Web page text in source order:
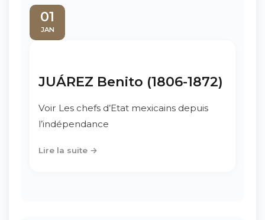
01
JAN
JUÁREZ Benito (1806-1872)
Voir Les chefs d’Etat mexicains depuis
l’indépendance
Lire la suite →